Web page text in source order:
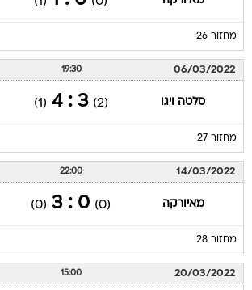
מחזור 26
06/03/2022
19:30
סלטה ויגו (2)
3 : 4
(1)
מחזור 27
14/03/2022
22:00
מאיורקה (0)
0 : 3
(0)
מחזור 28
20/03/2022
15:00